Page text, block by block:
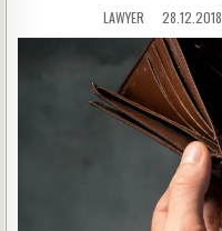
LAWYER 28.12.2018